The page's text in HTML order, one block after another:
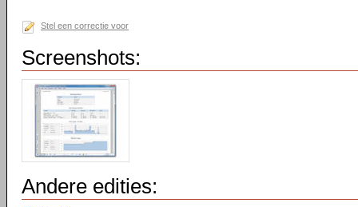
Stel een correctie voor
Screenshots:
Andere edities: